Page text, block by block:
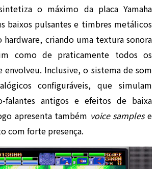
o máximo da placa Yamaha
baixos pulsantes e timbres metálicos
hardware, criando uma textura sonora
como de praticamente todos os
Inclusive, o sistema de som
configuráveis, que simulam
falantes antigos e efeitos de baixa
apresenta também voice samplese
com forte presença.